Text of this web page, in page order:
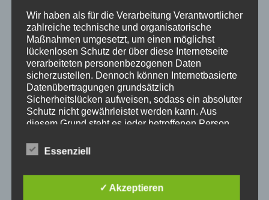
Moderiert wurde die Veranstaltung von Dr.
Martin Arnold, Verein der Freude und
Freundinnen jüdischen Lebens im Werra-
Meißner-Kreis und musikalisch begleitet von
Costica Zaharia am Saxophon.
Wir haben als für die Verarbeitung Verantwortlicher
zahlreiche technische und organisatorische
Maßnahmen umgesetzt, um einen möglichst
lückenlosen Schutz der über diese Internetseite
verarbeiteten personenbezogenen Daten
sicherzustellen. Dennoch können Internetbasierte
Datenübertragungen grundsätzlich
Sicherheitslücken aufweisen, sodass ein absoluter
Schutz nicht gewährleistet werden kann. Aus
diesem Grund steht es jeder betroffenen Person
alternativen Wegen, beispielsweise telefonisch, an
Essenziell
✓ Akzeptieren